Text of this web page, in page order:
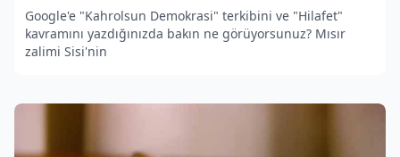
Google'e "Kahrolsun Demokrasi" terkibini ve "Hilafet"
kavramını yazdığınızda bakın ne görüyorsunuz? Mısır
zalimi Sisi'nin